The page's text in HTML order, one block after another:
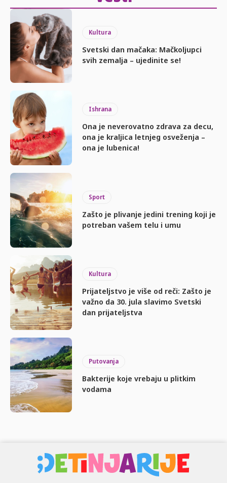
Kultura
Svetski dan mačaka: Mačkoljupci
svih zemalja – ujedinite se!
Ishrana
Ona je neverovatno zdrava za decu,
ona je kraljica letnjeg osveženja –
ona je lubenica!
Sport
Zašto je plivanje jedini trening koji je
potreban vašem telu i umu
Kultura
Prijateljstvo je više od reči: Zašto je
važno da 30. jula slavimo Svetski
dan prijateljstva
Putovanja
Bakterije koje vrebaju u plitkim
vodama